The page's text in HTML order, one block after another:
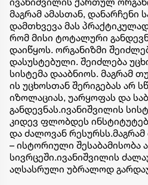
მაგრამ ამასთან, დანარჩენი
დამთხვევა მას
რომ მისი ტოტალური
დაიწყოს. ორგანიზმი
დასუსტებული. შეიძლება
სისტემა დააბნიოს. მაგრამ
ის უცხოსთან შერიგებას არ
იზოლაციას, უარყოფას და
განდევნას.ივანიშვილის
კიდევ ფლობდეს
და ძალოვან რესურსს.მაგრამ
– ისტორიული შესაბამისობა
სივრცეში.ივანიშვილის
აღსასრული უბრალოდ